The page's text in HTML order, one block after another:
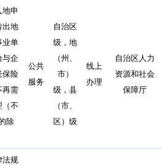
申
出地
业单
与企
保险
再需
不
除
公共
服务
自治区
级，地
（州、
市）
级，县
（市、
区）级
线上
办理
自治区人力
资源和社会
保障厅
法规